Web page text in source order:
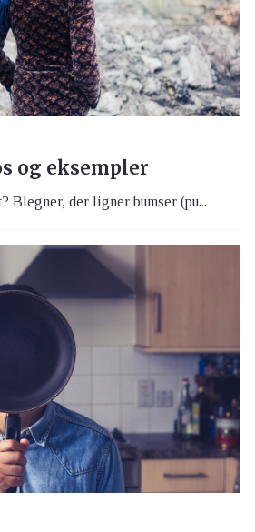
og eksempler
Blegner, der ligner bumser (pu...